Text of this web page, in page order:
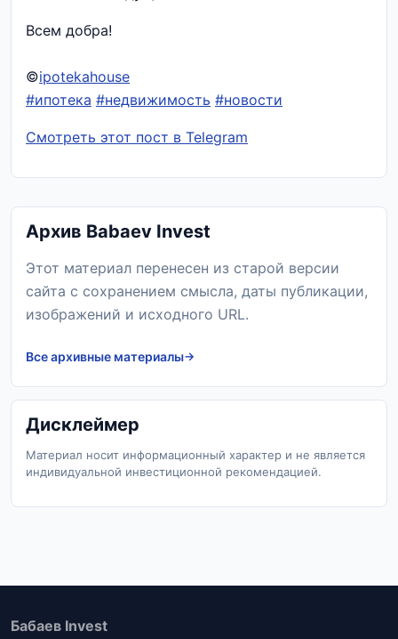
Всем добра!
©ipotekahouse
#ипотека #недвижимость #новости
Смотреть этот пост в Telegram
Архив Babaev Invest
Этот материал перенесен из старой версии
сайта с сохранением смысла, даты публикации,
изображений и исходного URL.
Все архивные материалы
Дисклеймер
Материал носит информационный характер и не является
индивидуальной инвестиционной рекомендацией.
Бабаев Invest